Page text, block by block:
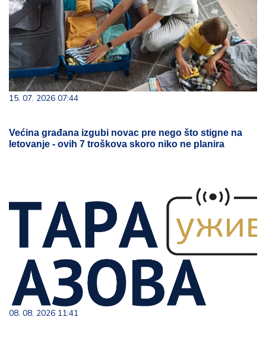
15. 07. 2026 07:44
Većina građana izgubi novac pre nego što stigne na
letovanje - ovih 7 troškova skoro niko ne planira
08. 08. 2026 11:41